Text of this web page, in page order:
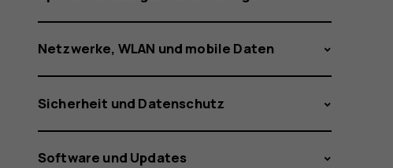
phone?
Netzwerke, WLAN und mobile Daten
Sicherheit und Datenschutz
Software und Updates